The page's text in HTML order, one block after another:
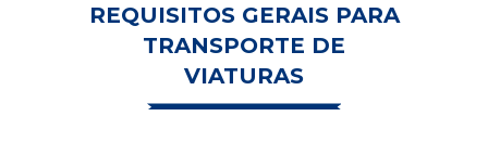
REQUISITOS GERAIS PARA
TRANSPORTE DE
VIATURAS